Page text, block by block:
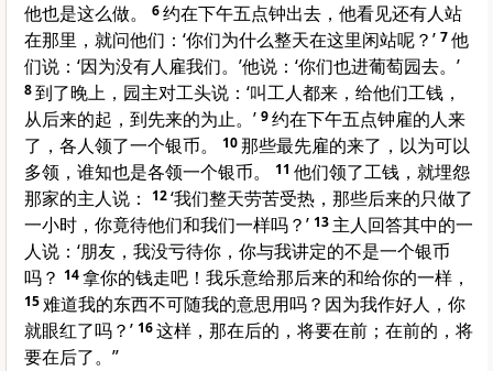
他也是这么做。
6约在下午五点钟出去，他看见还有人站
在那里，就问他们：‘你们为什么整天在这里闲站呢？’ 7他
们说：‘因为没有人雇我们。’他说：‘你们也进葡萄园去。’
8到了晚上，园主对工头说：‘叫工人都来，给他们工钱，
从后来的起，到先来的为止。’ 9约在下午五点钟雇的人来
了，各人领了一个银币。
10那些最先雇的来了，以为可以
多领，谁知也是各领一个银币。
11 他们领了工钱，就埋怨
那家的主人说：
12‘我们整天劳苦受热，那些后来的只做了
一小时，你竟待他们和我们一样吗？’ 13 主人回答其中的一
人说：‘朋友，我没亏待你，你与我讲定的不是一个银币
吗？ 14拿你的钱走吧！我乐意给那后来的和给你的一样，
15难道我的东西不可随我的意思用吗？因为我作好人，你
就眼红了吗？’ 16这样，那在后的，将要在前；在前的，将
要在后了。”